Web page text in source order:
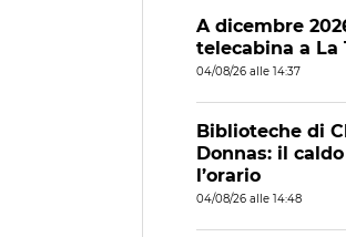
A dicembre
telecabina a La
04/08/26 alle 14:37
Biblioteche di
Donnas: il
l’orario
04/08/26 alle 14:48